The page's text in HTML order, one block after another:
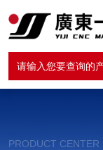
PRODUCT CENTER